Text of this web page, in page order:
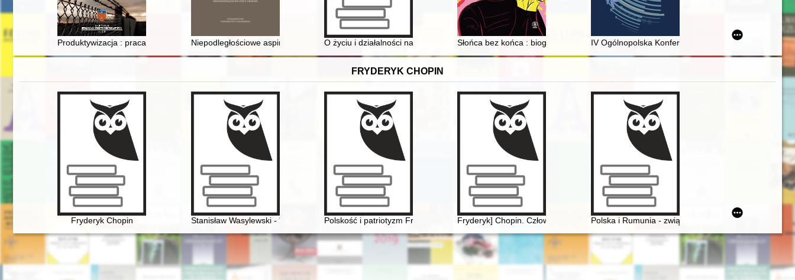
Produktywizacja : praca więźniów w PRL w latach 1956-1988. T. 1Niepodległościowe aspiracje ukraińskie w latach 1918-1921O życiu i działalności naukowej profesora Kazimierza Przybyłowskiego
Słońca bez końca : biografia Kory IV Ogólnopolska Konferencja Naukowa
FRYDERYK CHOPIN
Fryderyk Chopin Stanisław Wasylewski - "opolanin z wyboru" o Fryderyku Chopinie
Polskość i patriotyzm Fryderyka ChopinaFryderyk] Chopin. Człowiek, dzieło, rezonansPolska i Rumunia - związki historyczne i kulturowe -